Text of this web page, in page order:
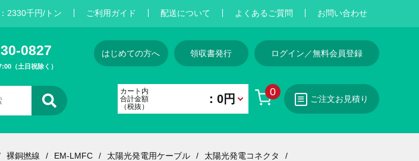
2330千円/トン ご利用ガイド 配送について よくあるご質問 お問い合わせ
0827
（土日祝除く）
はじめての方へ 領収書発行 ログイン／無料会員登録
0
カート内
合計金額
（税抜）
：0円 ご注文お見積り
裸銅撚線 EM-LMFC 太陽光発電用ケーブル
太陽光発電コネクタ